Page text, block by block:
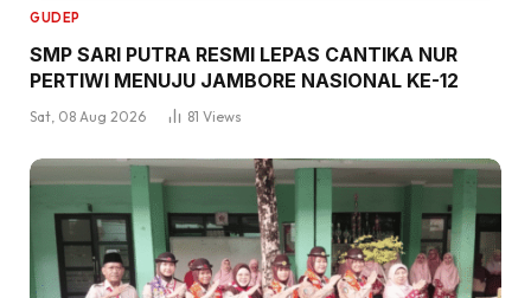
GUDEP
SMP SARI PUTRA RESMI LEPAS CANTIKA NUR
PERTIWI MENUJU JAMBORE NASIONAL KE-12
Sat, 08 Aug 2026 81 Views